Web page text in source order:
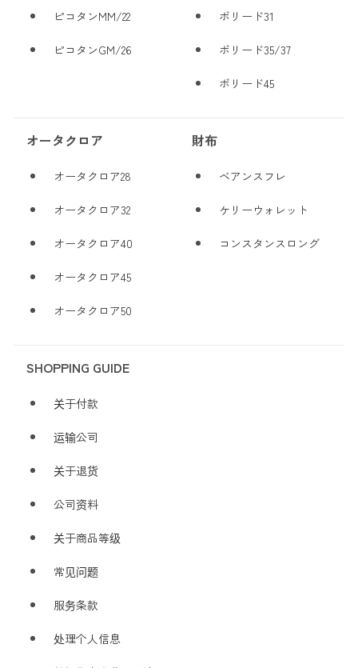
ピコタンMM/22
ピコタンGM/26
ボリード31
ボリード35/37
ボリード45
オータクロア
オータクロア28
オータクロア32
オータクロア40
オータクロア45
オータクロア50
財布
ベアンスフレ
ケリーウォレット
コンスタンスロング
SHOPPING GUIDE
关于付款
运输公司
关于退货
公司资料
关于商品等级
常见问题
服务条款
处理个人信息